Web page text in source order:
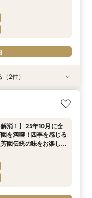
悩み相談フェア
のおふたりへ 】「お
までトータルサポート
華試食会付フェア
てなくてもOK 創業
フルサポート】豪華
2件）
解消！】25年10月に全
を満喫！四季を感じる
園伝統の味をお楽しみ
悩み相談フェア